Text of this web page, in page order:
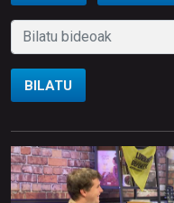
BILATU